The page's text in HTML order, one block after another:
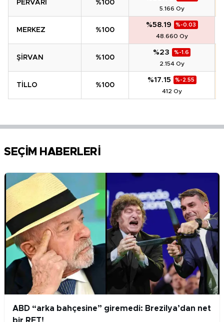
PERVARİ %100
5.166 Oy
MERKEZ %100
%58.19 %-0.03
48.660 Oy
ŞİRVAN %100
%23 %-1.6
2.154 Oy
TİLLO %100
%17.15 %-2.55
412 Oy
SEÇİM HABERLERİ
ABD “arka bahçesine” giremedi: Brezilya’dan net